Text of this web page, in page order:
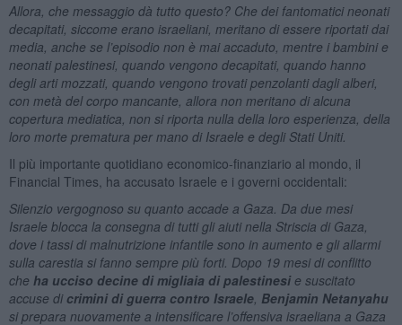
Allora, che messaggio dà tutto questo? Che dei fantomatici neonati
decapitati, siccome erano israeliani, meritano di essere riportati dai
media, anche se l’episodio non è mai accaduto, mentre i bambini e
neonati palestinesi, quando vengono decapitati, quando hanno
degli arti mozzati, quando vengono trovati penzolanti dagli alberi,
con metà del corpo mancante, allora non meritano di alcuna
copertura mediatica, non si riporta nulla della loro esperienza, della
loro morte prematura per mano di Israele e degli Stati Uniti.
Il più importante quotidiano economico-finanziario al mondo, il
Financial Times, ha accusato Israele e i governi occidentali:
Silenzio vergognoso su quanto accade a Gaza. Da due mesi
Israele blocca la consegna di tutti gli aiuti nella Striscia di Gaza,
dove i tassi di malnutrizione infantile sono in aumento e gli allarmi
sulla carestia si fanno sempre più forti. Dopo 19 mesi di conflitto
che ha ucciso decine di migliaia di palestinesie suscitato
accuse di crimini di guerra contro Israele, Benjamin Netanyahu
si prepara nuovamente a intensificare l’offensiva israeliana a Gaza